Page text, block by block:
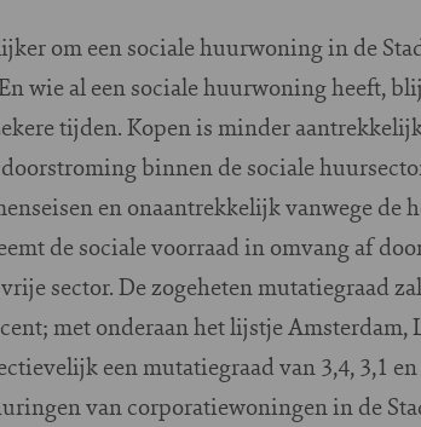
om een sociale huurwoning in de
wie al een sociale huurwoning heeft,
tijden. Kopen is minder
binnen de sociale
en onaantrekkelijk vanwege de
de sociale voorraad in omvang af
sector. De zogeheten mutatiegraad
met onderaan het lijstje Amsterdam,
een mutatiegraad van 3,4, 3,1
van corporatiewoningen in de